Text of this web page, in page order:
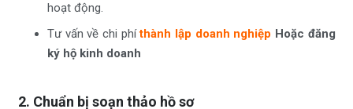
hoạt động.
Tư vấn về chi phí thành lập doanh nghiệp Hoặc đăng
ký hộ kinh doanh
2. Chuẩn bị soạn thảo hồ sơ